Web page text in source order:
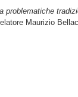
problematiche
Maurizio